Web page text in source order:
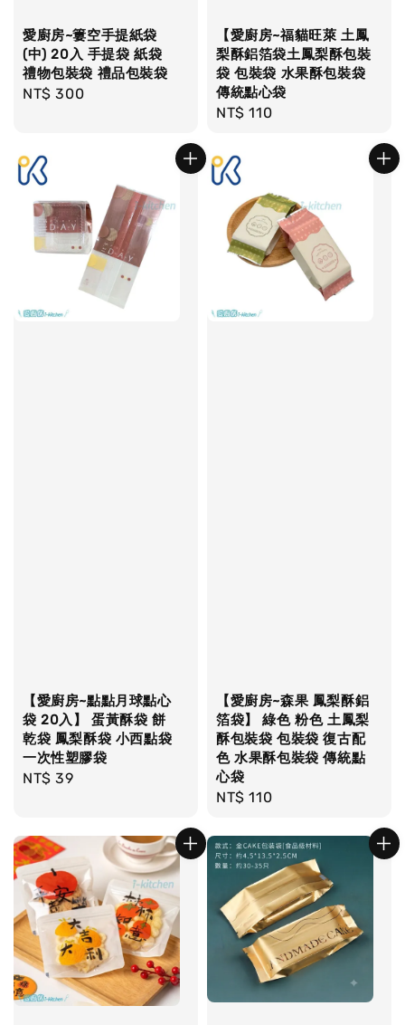
愛廚房~簍空手提紙袋
(中) 20入 手提袋 紙袋
禮物包裝袋 禮品包裝袋
Regular
NT$ 300
【愛廚房~福貓旺萊 土鳳
梨酥鋁箔袋土鳳梨酥包裝
袋 包裝袋 水果酥包裝袋
傳統點心袋
Regular
NT$ 110
【愛廚房~點點月球點心
袋 20入】 蛋黃酥袋 餅
乾袋 鳳梨酥袋 小西點袋
一次性塑膠袋
Regular
NT$ 39
【愛廚房~森果 鳳梨酥鋁
箔袋】 綠色 粉色 土鳳梨
酥包裝袋 包裝袋 復古配
色 水果酥包裝袋 傳統點
心袋
Regular
NT$ 110